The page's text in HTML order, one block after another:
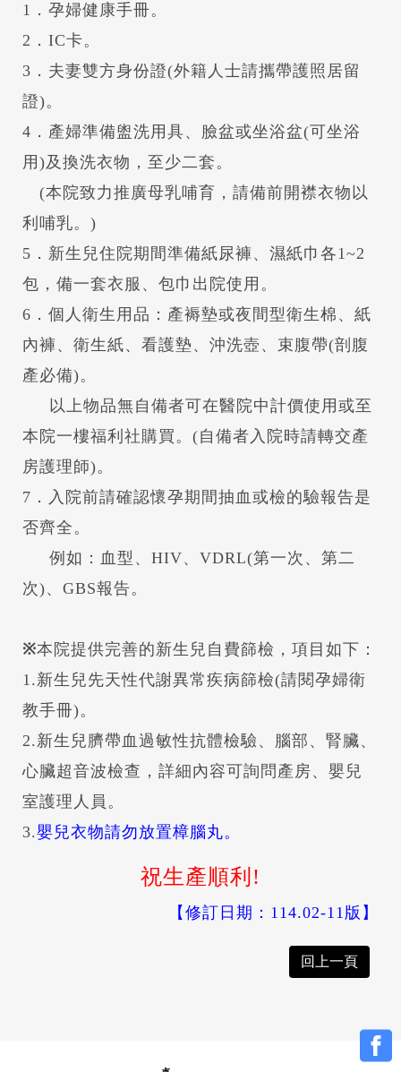
1．孕婦健康手冊。
2．IC卡。
3．夫妻雙方身份證(外籍人士請攜帶護照居留
證)。
4．產婦準備盥洗用具、臉盆或坐浴盆(可坐浴
用)及換洗衣物，至少二套。
(本院致力推廣母乳哺育，請備前開襟衣物以
利哺乳。)
5．新生兒住院期間準備紙尿褲、濕紙巾各1~2
包，備一套衣服、包巾出院使用。
6．個人衛生用品：產褥墊或夜間型衛生棉、紙
內褲、衛生紙、看護墊、沖洗壺、束腹帶(剖腹
產必備)。
以上物品無自備者可在醫院中計價使用或至
本院一樓福利社購買。(自備者入院時請轉交產
房護理師)。
7．入院前請確認懷孕期間抽血或檢的驗報告是
否齊全。
例如：血型、HIV、VDRL(第一次、第二
次)、GBS報告。
※本院提供完善的新生兒自費篩檢，項目如下：
1.新生兒先天性代謝異常疾病篩檢(請閱孕婦衛
教手冊)。
2.新生兒臍帶血過敏性抗體檢驗、腦部、腎臟、
心臟超音波檢查，詳細內容可詢問產房、嬰兒
室護理人員。
3.嬰兒衣物請勿放置樟腦丸。
祝生產順利!
【修訂日期：114.02-11版】
回上一頁